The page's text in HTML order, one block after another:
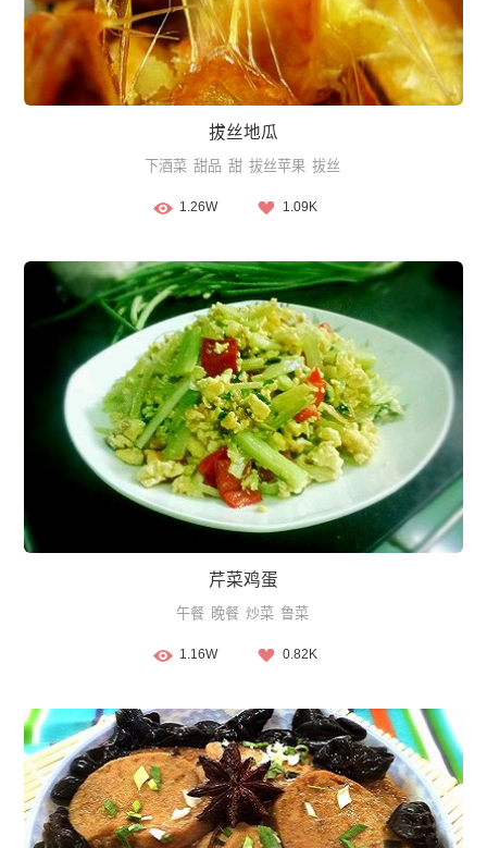
拔丝地瓜
下酒菜 甜品 甜 拔丝苹果 拔丝
1.26W 1.09K
芹菜鸡蛋
午餐 晚餐 炒菜 鲁菜
1.16W 0.82K